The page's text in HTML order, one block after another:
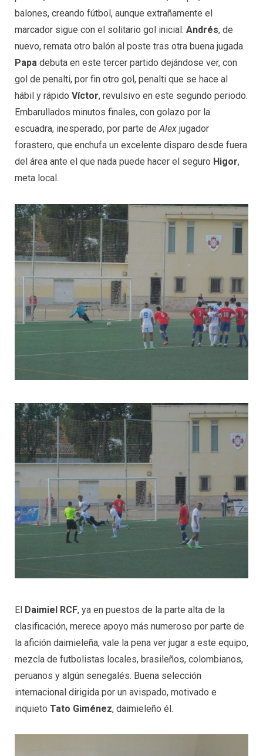
balones, creando fútbol, aunque extrañamente el
marcador sigue con el solitario gol inicial. Andrés, de
nuevo, remata otro balón al poste tras otra buena jugada.
Papa debuta en este tercer partido dejándose ver, con
gol de penalti, por fin otro gol, penalti que se hace al
hábil y rápido Víctor, revulsivo en este segundo periodo.
Embarullados minutos finales, con golazo por la
escuadra, inesperado, por parte deAlex jugador
forastero, que enchufa un excelente disparo desde fuera
del área ante el que nada puede hacer el seguro Higor,
meta local.
El Daimiel RCF, ya en puestos de la parte alta de la
clasificación, merece apoyo más numeroso por parte de
la afición daimieleña, vale la pena ver jugar a este equipo,
mezcla de futbolistas locales, brasileños, colombianos,
peruanos y algún senegalés. Buena selección
internacional dirigida por un avispado, motivado e
inquieto Tato Giménez, daimieleño él.